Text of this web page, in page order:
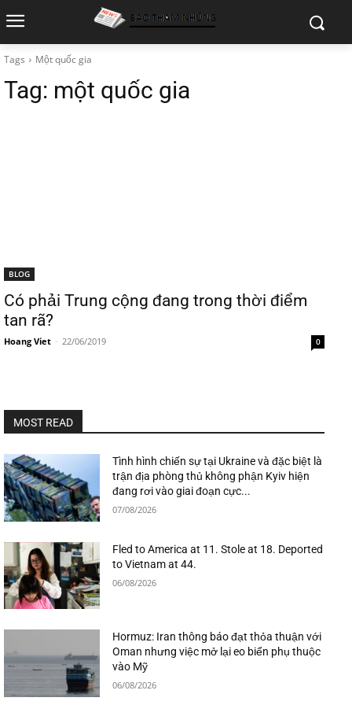
Tags Một quốc gia
Tag: một quốc gia
BLOG
Có phải Trung cộng đang trong thời điểm
tan rã?
Hoang Viet - 22/06/2019 0
MOST READ
Tình hình chiến sự tại Ukraine và đặc biệt là
trận địa phòng thủ không phận Kyiv hiện
đang rơi vào giai đoạn cực...
07/08/2026
Fled to America at 11. Stole at 18. Deported
to Vietnam at 44.
06/08/2026
Hormuz: Iran thông báo đạt thỏa thuận với
Oman nhưng việc mở lại eo biển phụ thuộc
vào Mỹ
06/08/2026